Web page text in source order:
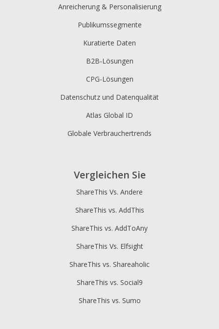
Anreicherung & Personalisierung
Publikumssegmente
Kuratierte Daten
B2B-Lösungen
CPG-Lösungen
Datenschutz und Datenqualität
Atlas Global ID
Globale Verbrauchertrends
Vergleichen Sie
ShareThis Vs. Andere
ShareThis vs. AddThis
ShareThis vs. AddToAny
ShareThis Vs. Elfsight
ShareThis vs. Shareaholic
ShareThis vs. Social9
ShareThis vs. Sumo